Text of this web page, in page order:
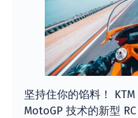
坚持住你的馅料！
MotoGP 技术的新型 RC